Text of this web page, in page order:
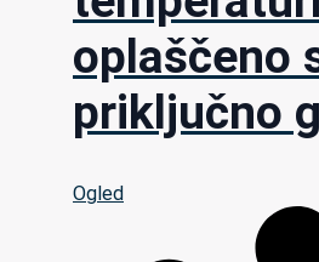
oplaščeno
priključno
Ogled